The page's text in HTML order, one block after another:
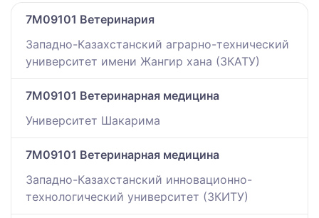
7M09101 Ветеринария
Западно-Казахстанский аграрно-технический
университет имени Жангир хана (ЗКАТУ)
7M09101 Ветеринарная медицина
Университет Шакарима
7M09101 Ветеринарная медицина
Западно-Казахстанский инновационно-
технологический университет (ЗКИТУ)